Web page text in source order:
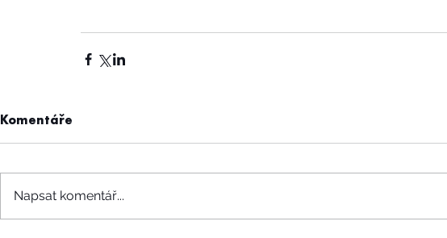
Komentáře
Napsat komentář...